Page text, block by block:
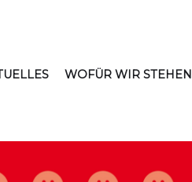
Linke
WOFÜR WIR STEHEN